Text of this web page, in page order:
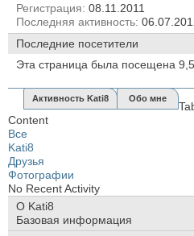
Регистрация 08.11.2011
Последняя активность
Последние посетители
Эта страница была посещена
Активность Kati8 Обо мне
Content
Все
Kati8
Друзья
Фотографии
No Recent Activity
О Kati8
Базовая информация